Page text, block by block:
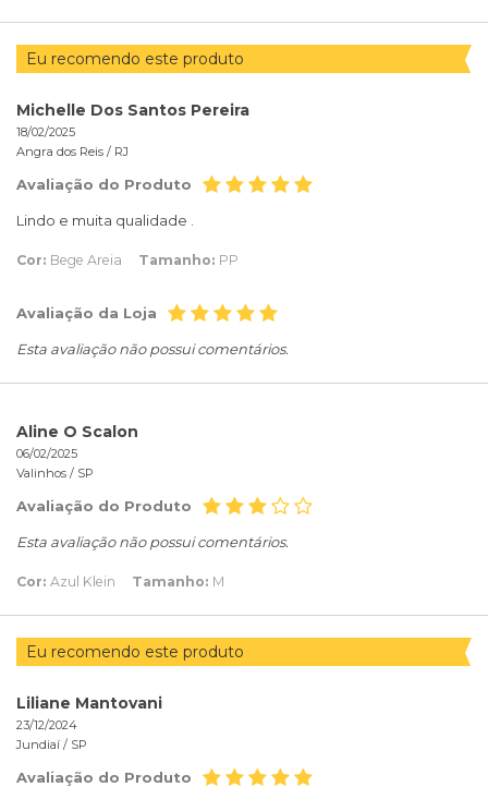
Eu recomendo este produto
Michelle Dos Santos Pereira
18/02/2025
Angra dos Reis / RJ
Avaliação do Produto
Lindo e muita qualidade .
Cor: Bege Areia Tamanho: PP
Avaliação da Loja
Esta avaliação não possui comentários.
Aline O Scalon
06/02/2025
Valinhos / SP
Avaliação do Produto
Esta avaliação não possui comentários.
Cor: Azul Klein Tamanho: M
Eu recomendo este produto
Liliane Mantovani
23/12/2024
Jundiaí / SP
Avaliação do Produto